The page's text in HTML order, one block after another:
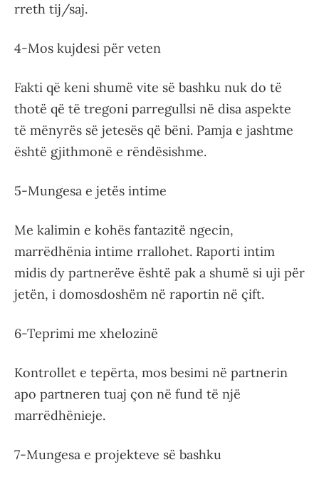
rreth tij/saj.
4-Mos kujdesi për veten
Fakti që keni shumë vite së bashku nuk do të
thotë që të tregoni parregullsi në disa aspekte
të mënyrës së jetesës që bëni. Pamja e jashtme
është gjithmonë e rëndësishme.
5-Mungesa e jetës intime
Me kalimin e kohës fantazitë ngecin,
marrëdhënia intime rrallohet. Raporti intim
midis dy partnerëve është pak a shumë si uji për
jetën, i domosdoshëm në raportin në çift.
6-Teprimi me xhelozinë
Kontrollet e tepërta, mos besimi në partnerin
apo partneren tuaj çon në fund të një
marrëdhënieje.
7-Mungesa e projekteve së bashku